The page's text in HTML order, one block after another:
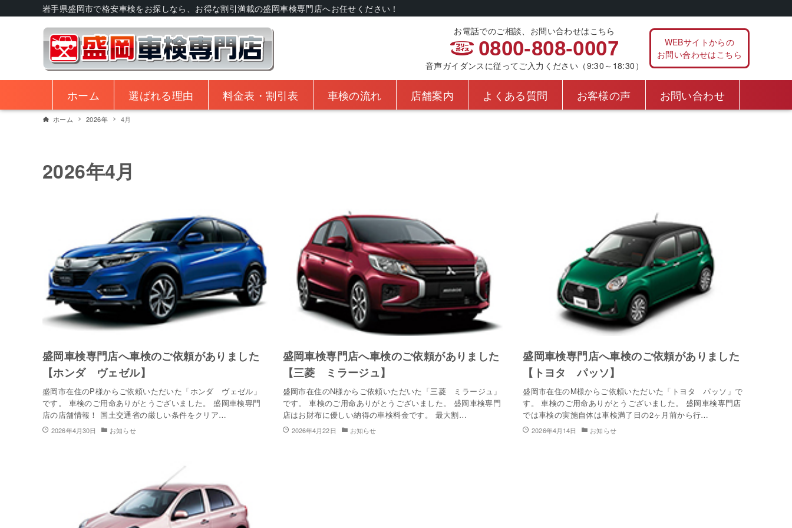
岩手県盛岡市で格安車検をお探しなら、お得な割引満載の盛岡車検専門店へお任せください！
お電話でのご相談、お問い合わせはこちら
0800-808-0007
音声ガイダンスに従ってご入力ください（9:30～18:30）
WEBサイトからの
お問い合わせはこちら
ホーム 選ばれる理由 料金表・割引表 車検の流れ 店舗案内 よくある質問 お客様の声 お問い合わせ
ホーム 2026年 4月
2026年4月
盛岡車検専門店へ車検のご依頼がありました
【ホンダ ヴェゼル】
盛岡市在住のP様からご依頼いただいた「ホンダ ヴェゼル」
です。 車検のご用命ありがとうございました。 盛岡車検専門
店の店舗情報！ 国土交通省の厳しい条件をクリア…
2026年4月30日 お知らせ
盛岡車検専門店へ車検のご依頼がありました
【三菱 ミラージュ】
盛岡市在住のN様からご依頼いただいた「三菱 ミラージュ」
です。 車検のご用命ありがとうございました。 盛岡車検専門
店はお財布に優しい納得の車検料金です。 最大割…
2026年4月22日 お知らせ
盛岡車検専門店へ車検のご依頼がありました
【トヨタ パッソ】
盛岡市在住のM様からご依頼いただいた「トヨタ パッソ」で
す。 車検のご用命ありがとうございました。 盛岡車検専門店
では車検の実施自体は車検満了日の2ヶ月前から行…
2026年4月14日 お知らせ